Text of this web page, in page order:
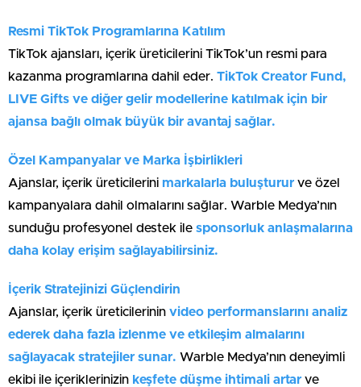
Resmi TikTok Programlarına Katılım
TikTok ajansları, içerik üreticilerini TikTok’un resmi para
kazanma programlarına dahil eder. TikTok Creator Fund,
LIVE Gifts ve diğer gelir modellerine katılmak için bir
ajansa bağlı olmak büyük bir avantaj sağlar.
Özel Kampanyalar ve Marka İşbirlikleri
Ajanslar, içerik üreticilerini markalarla buluşturur ve özel
kampanyalara dahil olmalarını sağlar. Warble Medya’nın
sunduğu profesyonel destek ile sponsorluk anlaşmalarına
daha kolay erişim sağlayabilirsiniz.
İçerik Stratejinizi Güçlendirin
Ajanslar, içerik üreticilerinin video performanslarını analiz
ederek daha fazla izlenme ve etkileşim almalarını
sağlayacak stratejiler sunar. Warble Medya’nın deneyimli
ekibi ile içeriklerinizin keşfete düşme ihtimali artar ve